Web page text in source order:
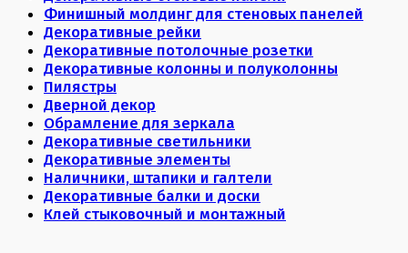
Финишный молдинг для стеновых панелей
Декоративные рейки
Декоративные потолочные розетки
Декоративные колонны и полуколонны
Пилястры
Дверной декор
Обрамление для зеркала
Декоративные светильники
Декоративные элементы
Наличники, штапики и галтели
Декоративные балки и доски
Клей стыковочный и монтажный